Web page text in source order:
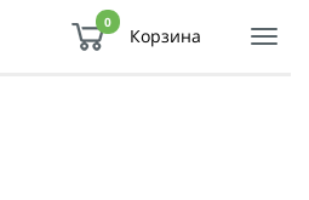
0
Корзина